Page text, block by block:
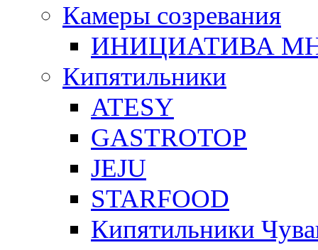
Камеры созревания
ИНИЦИАТИВА
Кипятильники
ATESY
GASTROTOP
JEJU
STARFOOD
Кипятильники